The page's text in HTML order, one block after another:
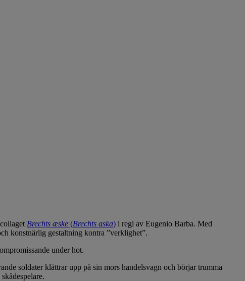
Brechts æske (Brechts aska) i regi av Eugenio Barba. Med
konstnärlig gestaltning kontra ”verklighet”.
under hot.
soldater klättrar upp på sin mors handelsvagn och börjar trumma